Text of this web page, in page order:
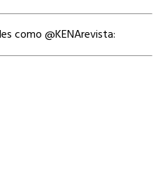
como @KENArevista: